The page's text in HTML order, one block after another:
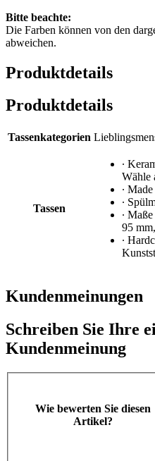
Bitte beachte:
Die Farben können von den
abweichen.
Produktdetails
Produktdetails
Tassenkategorien
Tassen
∙
Wähle
∙
∙
∙
95
∙
Kundenmeinungen
Schreiben Sie Ihre
Kundenmeinung
Wie bewerten Sie diesen
Artikel?